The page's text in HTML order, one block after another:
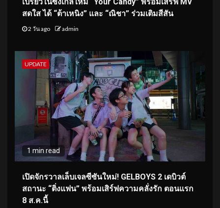
สดใส ได้ “ต้าเหนิง” และ “ณิชา” ร่วมเติมสีสัน
2 วัน ago admin
UPDATE
1 min read
เปิดจักรวาลเล็บเจลซีซันใหม่! GELBOYS 2 เดบิวต์
สถานะ “ติ่งแฟน” พร้อมเสิร์ฟความคลั่งรัก ตอนแรก
8 ส.ค.นี้